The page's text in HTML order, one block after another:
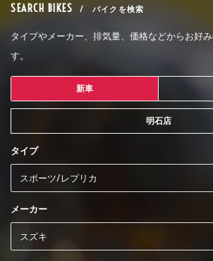
SEARCH BIKES / バイクを検索
タイプやメーカー、排気量、価格などからお好
す。
新車
明石店
タイプ
メーカー